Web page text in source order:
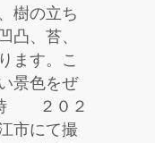
樹の立ち
凸、苔、
ます。こ
景色をぜ
時 ２０２
市にて撮